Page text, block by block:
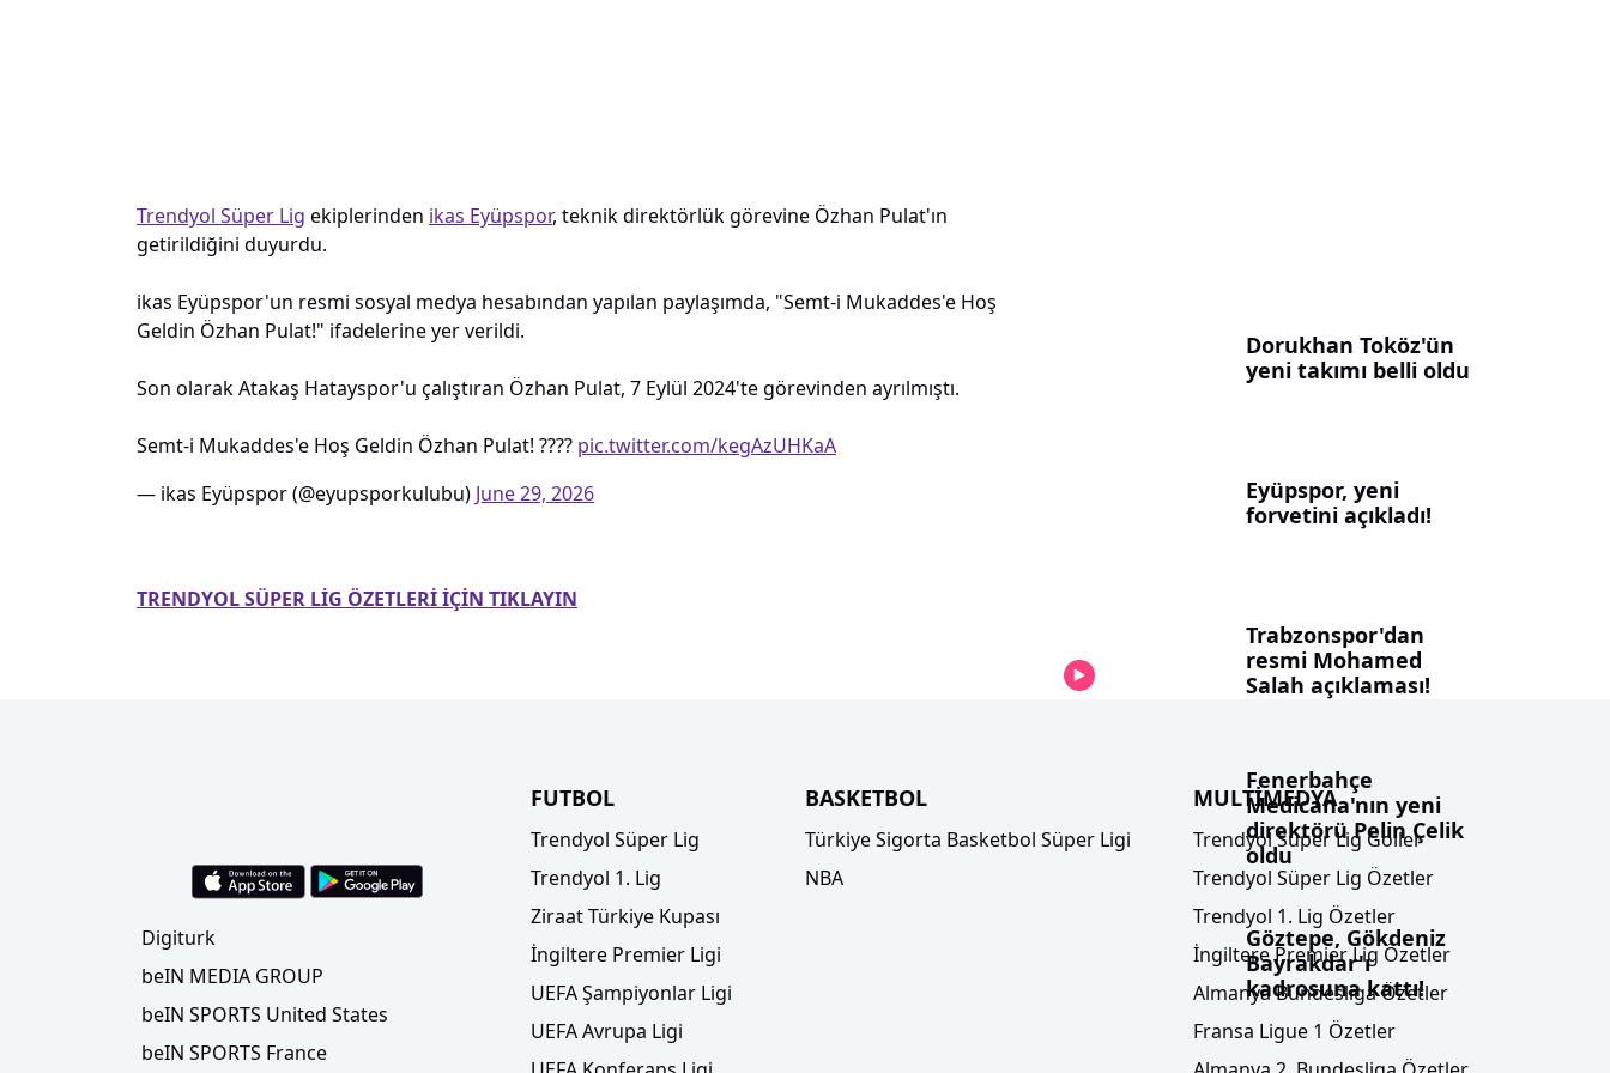
Trendyol Süper Lig ekiplerinden ikas Eyüpspor, teknik direktörlük görevine Özhan Pulat'ın
getirildiğini duyurdu.
ikas Eyüpspor'un resmi sosyal medya hesabından yapılan paylaşımda, "Semt-i Mukaddes'e Hoş
Geldin Özhan Pulat!" ifadelerine yer verildi.
Son olarak Atakaş Hatayspor'u çalıştıran Özhan Pulat, 7 Eylül 2024'te görevinden ayrılmıştı.
Semt-i Mukaddes'e Hoş Geldin Özhan Pulat! ???? pic.twitter.com/kegAzUHKaA
— ikas Eyüpspor (@eyupsporkulubu) June 29, 2026
TRENDYOL SÜPER LİG ÖZETLERİ İÇİN TIKLAYIN
Dorukhan Toköz'ün
yeni takımı belli oldu
Eyüpspor, yeni
forvetini açıkladı!
Trabzonspor'dan
resmi Mohamed
Salah açıklaması!
Fenerbahçe
Medicana'nın yeni
direktörü Pelin Çelik
oldu
Göztepe, Gökdeniz
Bayrakdar'ı
kadrosuna kattı!
Digiturk
beIN MEDIA GROUP
beIN SPORTS United States
beIN SPORTS France
FUTBOL
Trendyol Süper Lig
Trendyol 1. Lig
Ziraat Türkiye Kupası
İngiltere Premier Ligi
UEFA Şampiyonlar Ligi
UEFA Avrupa Ligi
BASKETBOL
Türkiye Sigorta Basketbol Süper Ligi
NBA
MULTİMEDYA
Trendyol Süper Lig Goller
Trendyol Süper Lig Özetler
Trendyol 1. Lig Özetler
İngiltere Premier Lig Özetler
Almanya Bundesliga Özetler
Fransa Ligue 1 Özetler